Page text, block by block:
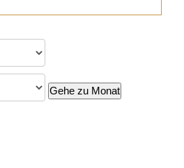
Gehe zu Monat